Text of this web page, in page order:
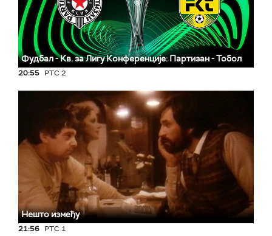
Фудбал - Кв. за Лигу Конференције: Партизан - Тобол
20:55 РТС 2
Нешто између
21:56 РТС 1